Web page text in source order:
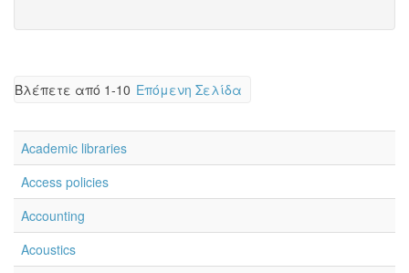
Βλέπετε από 1-10 Επόμενη Σελίδα
Academic libraries
Access policies
Accounting
Acoustics